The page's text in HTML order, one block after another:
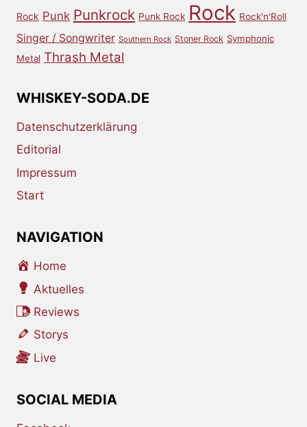
Rock Punk Punkrock Punk Rock Rock Rock'n'Roll
Singer / Songwriter Southern Rock Stoner Rock Symphonic
Metal Thrash Metal
WHISKEY-SODA.DE
Datenschutzerklärung
Editorial
Impressum
Start
NAVIGATION
Home
Aktuelles
Reviews
Storys
Live
SOCIAL MEDIA